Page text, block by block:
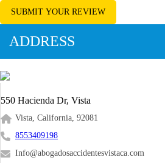
SUBMIT YOUR REVIEW
ADDRESS
550 Hacienda Dr, Vista
Vista, California, 92081
8553409198
Info@abogadosaccidentesvistaca.com